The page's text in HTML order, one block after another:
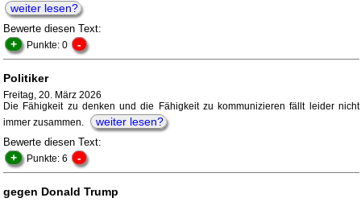
weiter lesen?
Bewerte diesen Text:
+ Punkte: 0 -
Politiker
Freitag, 20. März 2026
Die Fähigkeit zu denken und die Fähigkeit zu kommunizieren fällt leider nicht
immer zusammen.
weiter lesen?
Bewerte diesen Text:
+ Punkte: 6 -
gegen Donald Trump